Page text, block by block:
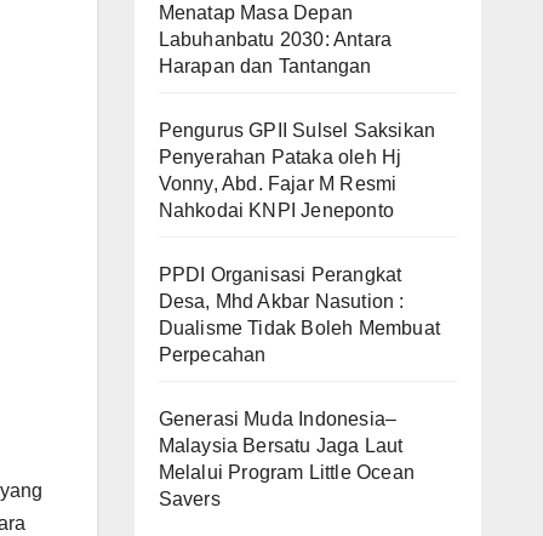
Menatap Masa Depan
Labuhanbatu 2030: Antara
Harapan dan Tantangan
Pengurus GPII Sulsel Saksikan
Penyerahan Pataka oleh Hj
Vonny, Abd. Fajar M Resmi
Nahkodai KNPI Jeneponto
PPDI Organisasi Perangkat
Desa, Mhd Akbar Nasution :
Dualisme Tidak Boleh Membuat
Perpecahan
Generasi Muda Indonesia–
Malaysia Bersatu Jaga Laut
Melalui Program Little Ocean
Savers